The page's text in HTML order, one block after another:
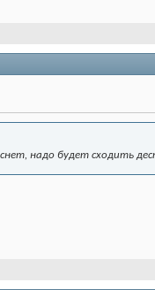
надо будет сходить